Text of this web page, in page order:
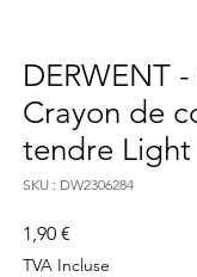
DERWENT
Crayon de
tendre
SKU : DW2306284
1,90 €
TVA Incluse